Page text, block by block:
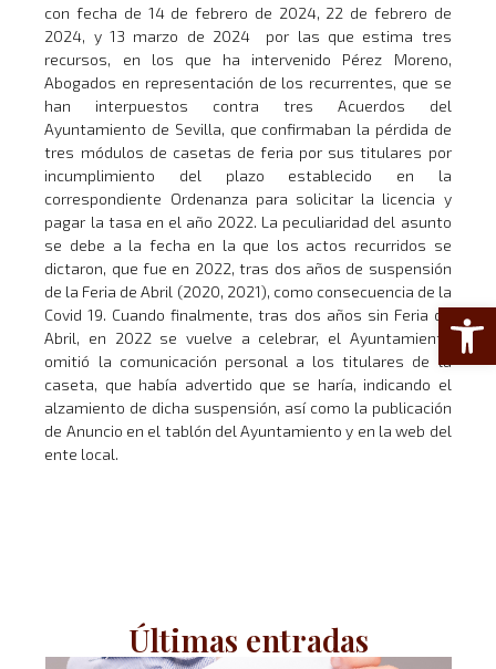
Abrir
con fecha de 14 de febrero de 2024, 22 de febrero de
2024, y 13 marzo de 2024 por las que estima tres
recursos, en los que ha intervenido Pérez Moreno,
Abogados en representación de los recurrentes, que se
han interpuestos contra tres Acuerdos del
Ayuntamiento de Sevilla, que confirmaban la pérdida de
tres módulos de casetas de feria por sus titulares por
incumplimiento del plazo establecido en la
correspondiente Ordenanza para solicitar la licencia y
pagar la tasa en el año 2022. La peculiaridad del asunto
se debe a la fecha en la que los actos recurridos se
dictaron, que fue en 2022, tras dos años de suspensión
de la Feria de Abril (2020, 2021), como consecuencia de la
Covid 19. Cuando finalmente, tras dos años sin Feria de
Abril, en 2022 se vuelve a celebrar, el Ayuntamiento
omitió la comunicación personal a los titulares de la
caseta, que había advertido que se haría, indicando el
alzamiento de dicha suspensión, así como la publicación
de Anuncio en el tablón del Ayuntamiento y en la web del
ente local.
Últimas entradas